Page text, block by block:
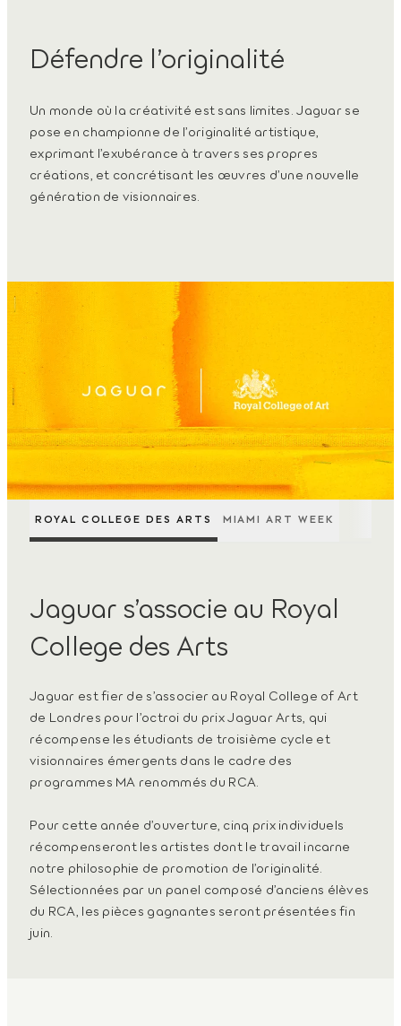
Défendre l’originalité
Un monde où la créativité est sans limites. Jaguar se
pose en championne de l’originalité artistique,
exprimant l’exubérance à travers ses propres
créations, et concrétisant les œuvres d’une nouvelle
génération de visionnaires.
ROYAL COLLEGE DES ARTS MIAMI ART WEEK
Jaguar s’associe au Royal
College des Arts
Jaguar est fier de s’associer au Royal College of Art
de Londres pour l’octroi du prix Jaguar Arts, qui
récompense les étudiants de troisième cycle et
visionnaires émergents dans le cadre des
programmes MA renommés du RCA.
Pour cette année d’ouverture, cinq prix individuels
récompenseront les artistes dont le travail incarne
notre philosophie de promotion de l’originalité.
Sélectionnées par un panel composé d’anciens élèves
du RCA, les pièces gagnantes seront présentées fin
juin.